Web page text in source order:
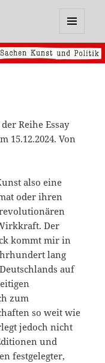
UND
WIDGETS
Reihe Essay
15.12.2024. Von
also eine
oder ihren
Der
kommt mir in
lang
auf
zum
so weit wie
jedoch nicht
und
festgelegter,